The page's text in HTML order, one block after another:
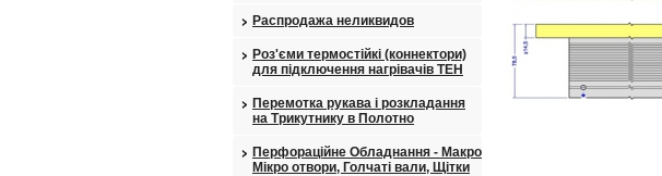
Распродажа неликвидов
Роз'єми термостійкі (коннектори)
для підключення нагрівачів ТЕН
Перемотка рукава і розкладання
на Трикутнику в Полотно
Перфораційне Обладнання - Макро
Мікро отвори, Голчаті вали, Щітки